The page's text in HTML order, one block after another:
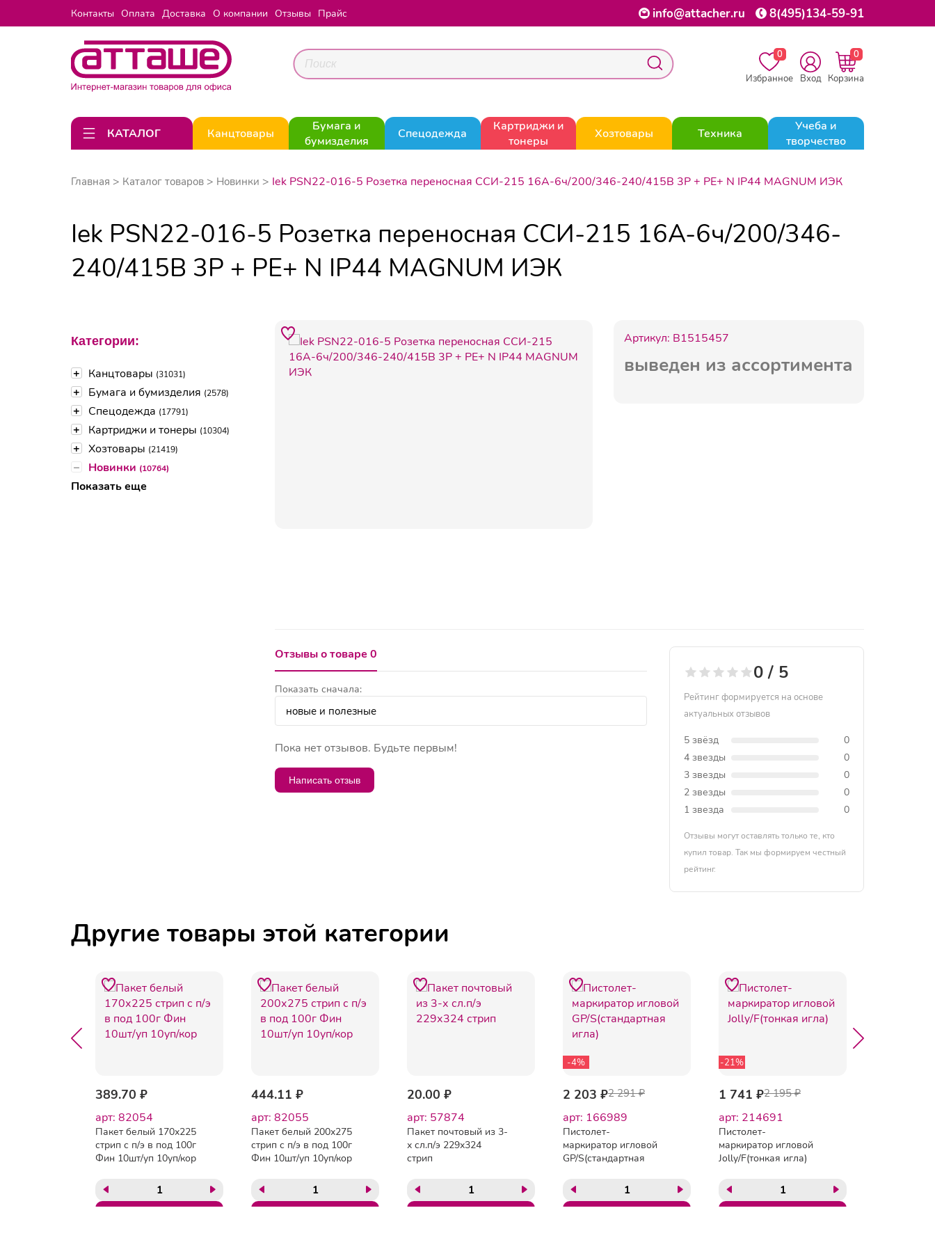
Контакты Оплата Доставка О компании Отзывы Прайс info@attacher.ru 8(495)134-59-91
0
Избранное
Вход
0
Корзина
КАТАЛОГ Канцтовары
Бумага и
бумизделия
Спецодежда
Картриджи и
тонеры
Хозтовары Техника
Учеба и
творчество
Главная Каталог товаров Новинки Iek PSN22-016-5 Розетка переносная ССИ-215 16А-6ч/200/346-240/415В 3Р + РЕ+ N IP44 MAGNUM ИЭК
Категории:
+ Канцтовары (31031)
+ Бумага и бумизделия (2578)
+ Спецодежда (17791)
+ Картриджи и тонеры (10304)
+ Хозтовары (21419)
– Новинки (10764)
Показать еще
Iek PSN22-016-5 Розетка переносная ССИ-215 16А-6ч/200/346-
240/415В 3Р + РЕ+ N IP44 MAGNUM ИЭК
Артикул: B1515457
выведен из ассортимента
Отзывы о товаре 0
Показать сначала:
Пока нет отзывов. Будьте первым!
Написать отзыв
0 / 5
Рейтинг формируется на основе
актуальных отзывов
5 звёзд
0
4 звезды
0
3 звезды
0
2 звезды
0
1 звезда
0
Отзывы могут оставлять только те, кто
купил товар. Так мы формируем честный
рейтинг.
Другие товары этой категории
389.70 ₽
арт: 82054
Пакет белый 170х225
стрип с п/э в под 100г
Фин 10шт/уп 10уп/кор
444.11 ₽
арт: 82055
Пакет белый 200х275
стрип с п/э в под 100г
Фин 10шт/уп 10уп/кор
20.00 ₽
арт: 57874
Пакет почтовый из 3-
х сл.п/э 229х324
стрип
-4%
2 203 ₽2 291 ₽
арт: 166989
Пистолет-
маркиратор игловой
GP/S(стандартная
-21%
1 741 ₽2 195 ₽
арт: 214691
Пистолет-
маркиратор игловой
Jolly/F(тонкая игла)